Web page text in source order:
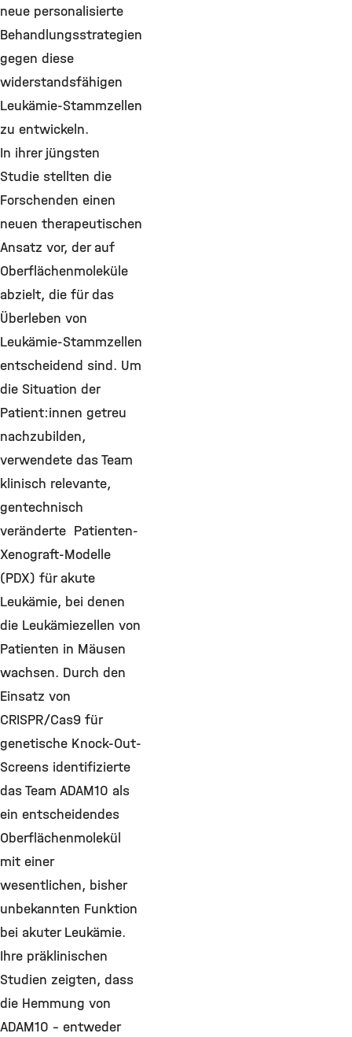
neue personalisierte
Behandlungsstrategien
gegen diese
widerstandsfähigen
Leukämie-Stammzellen
zu entwickeln.
In ihrer jüngsten
Studie stellten die
Forschenden einen
neuen therapeutischen
Ansatz vor, der auf
Oberflächenmoleküle
abzielt, die für das
Überleben von
Leukämie-Stammzellen
entscheidend sind. Um
die Situation der
Patient:innen getreu
nachzubilden,
verwendete das Team
klinisch relevante,
gentechnisch
veränderte Patienten-
Xenograft-Modelle
(PDX) für akute
Leukämie, bei denen
die Leukämiezellen von
Patienten in Mäusen
wachsen. Durch den
Einsatz von
CRISPR/Cas9 für
genetische Knock-Out-
Screens identifizierte
das Team ADAM10 als
ein entscheidendes
Oberflächenmolekül
mit einer
wesentlichen, bisher
unbekannten Funktion
bei akuter Leukämie.
Ihre präklinischen
Studien zeigten, dass
die Hemmung von
ADAM10 – entweder